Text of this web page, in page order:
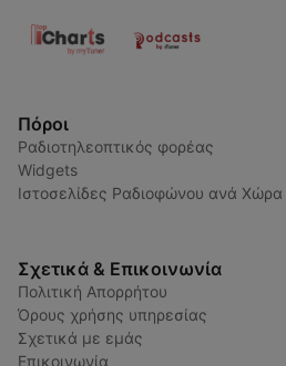
Πόροι
Ραδιοτηλεοπτικός φορέας
Widgets
Ιστοσελίδες Ραδιοφώνου ανά Χώρα
Σχετικά & Επικοινωνία
Πολιτική Απορρήτου
Όρους χρήσης υπηρεσίας
Σχετικά με εμάς
Επικοινωνία